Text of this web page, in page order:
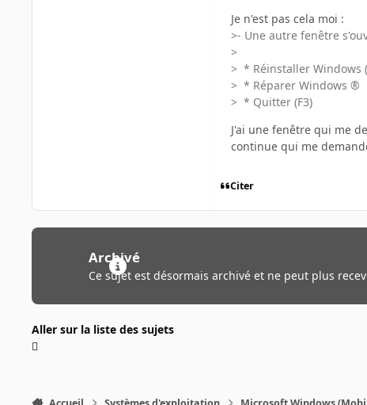
Je n'est pas cela moi :
>- Une autre fenêtre
>
> * Réinstaller Windows
> * Réparer Windows ®
> * Quitter (F3)
J'ai une fenêtre qui me
continue qui me
Citer
Archivé
Ce sujet est désormais archivé et ne peut plus
Aller sur la liste des sujets